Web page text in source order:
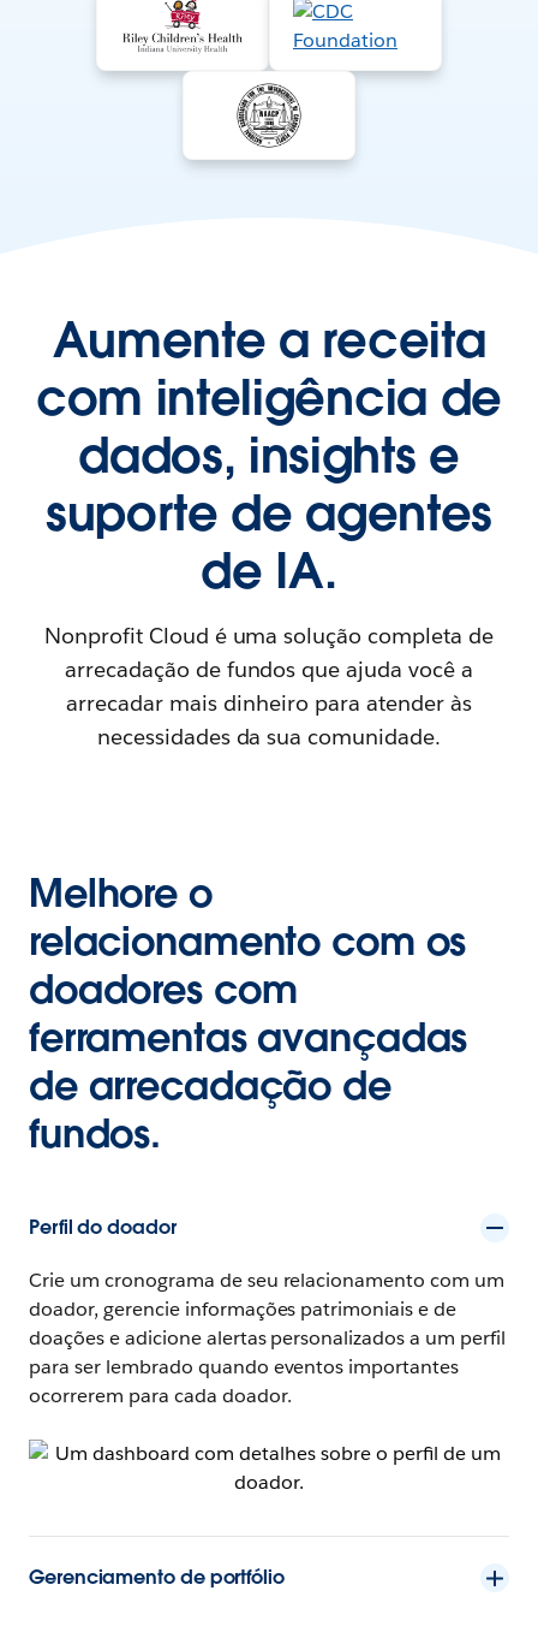
Aumente a receita
com inteligência de
dados, insights e
suporte de agentes
de IA.
Nonprofit Cloud é uma solução completa de
arrecadação de fundos que ajuda você a
arrecadar mais dinheiro para atender às
necessidades da sua comunidade.
Melhore o
relacionamento com os
doadores com
ferramentas avançadas
de arrecadação de
fundos.
Perfil do doador
Crie um cronograma de seu relacionamento com um
doador, gerencie informações patrimoniais e de
doações e adicione alertas personalizados a um perfil
para ser lembrado quando eventos importantes
ocorrerem para cada doador.
Gerenciamento de portfólio